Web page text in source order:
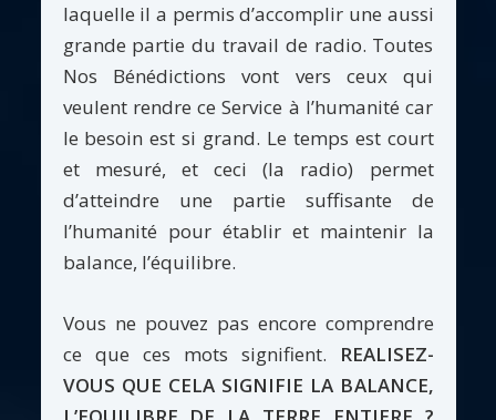
laquelle il a permis d’accomplir une aussi
grande partie du travail de radio. Toutes
Nos Bénédictions vont vers ceux qui
veulent rendre ce Service à l’humanité car
le besoin est si grand. Le temps est court
et mesuré, et ceci (la radio) permet
d’atteindre une partie suffisante de
l’humanité pour établir et maintenir la
balance, l’équilibre.
Vous ne pouvez pas encore comprendre
ce que ces mots signifient.
REALISEZ-
VOUS QUE CELA SIGNIFIE LA BALANCE,